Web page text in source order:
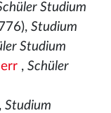
Studium
Studium
Studium
, Schüler
Studium